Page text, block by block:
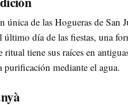
única de las Hogueras de San
día de las fiestas, una
ritual tiene sus raíces en
mediante el agua.